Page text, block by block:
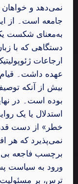
نمی‌دهد و خواهان
جامعه است۔ از
به‌معنای شکست
دستگاهی که با
ارجاعات
عهده داشت۔ قیام
بیش از آنکه
بوده است۔ در
استدلال یا یک
خطر» از دست
نمی‌پذیرد که هر
برچسب فاجعه
ورود به سیاست
ترس، بر